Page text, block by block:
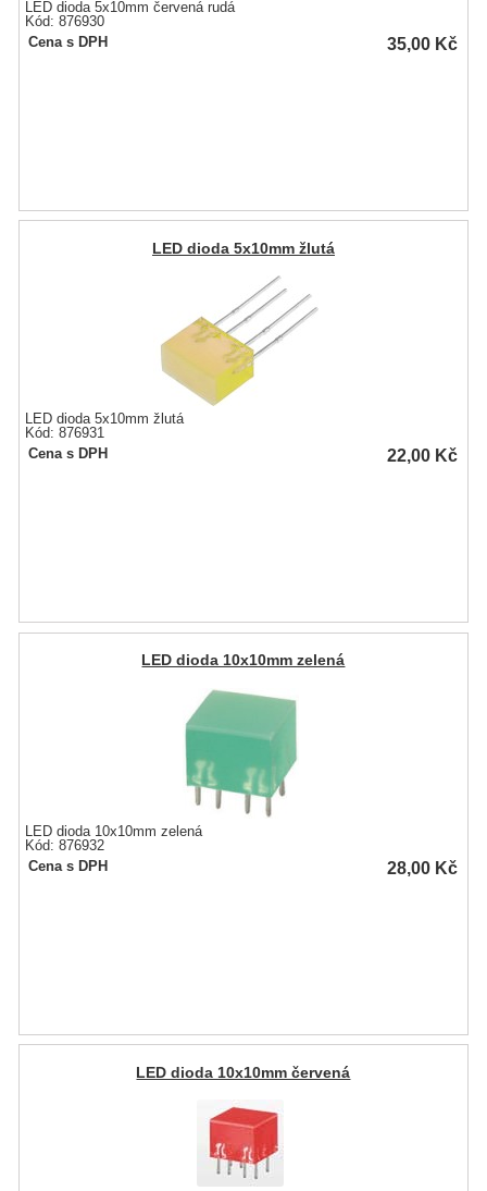
LED dioda 5x10mm červená rudá
Kód: 876930
Cena s DPH
35,00 Kč
LED dioda 5x10mm žlutá
LED dioda 5x10mm žlutá
Kód: 876931
Cena s DPH
22,00 Kč
LED dioda 10x10mm zelená
LED dioda 10x10mm zelená
Kód: 876932
Cena s DPH
28,00 Kč
LED dioda 10x10mm červená